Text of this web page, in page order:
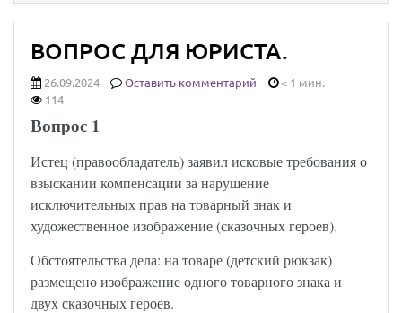
ВОПРОС ДЛЯ ЮРИСТА.
26.09.2024 Оставить комментарий
< 1 мин.
114
Вопрос 1
Истец (правообладатель) заявил исковые требования о
взыскании компенсации за нарушение
исключительных прав на товарный знак и
художественное изображение (сказочных героев).
Обстоятельства дела: на товаре (детский рюкзак)
размещено изображение одного товарного знака и
двух сказочных героев.